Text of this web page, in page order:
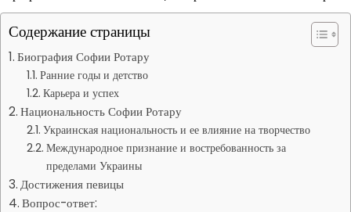
Содержание страницы
Биография Софии Ротару
Ранние годы и детство
Карьера и успех
Национальность Софии Ротару
Украинская национальность и ее влияние на творчество
Международное признание и востребованность за
пределами Украины
Достижения певицы
Вопрос-ответ: